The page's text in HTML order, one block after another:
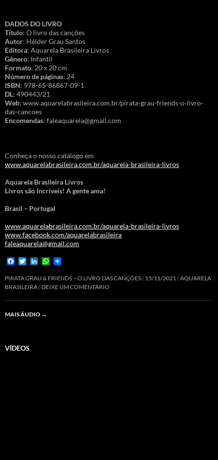
DADOS DO LIVRO
Título: O livro das canções
Autor: Hélder Grau Santos
Editora: Aquarela Brasileira Livros
Gênero: Infantil
Formato: 20 x 20 cm
Número de páginas: 24
ISBN: 978-65-86867-09-1
DL: 490443/21
Web: www.aquarelabrasileira.com.br/pirata-grau-friends-o-livro-
das-cancoes
Encomendas: faleaquarela@gmail.com
Conheça o nosso catálogo em
www.aquarelabrasileira.com.br/aquarela-brasileira-livros
Aquarela Brasileira Livros
Livros são Incríveis! A gente ama!
Brasil – Portugal
www.aquarelabrasileira.com.br/aquarela-brasileira-livros
www.facebook.com/aquarelabrasileira
faleaquarela@gmail.com
F
c
e
o
k
i
t
e
n
k
e
d
n
W
a
t
A
PIRATA GRAU & FRIENDS – O LIVRO DAS CANÇÕES 15/11/2021 AQUARELA
BRASILEIRA DEIXE UM COMENTÁRIO
MAIS ÁUDIO →
VÍDEOS